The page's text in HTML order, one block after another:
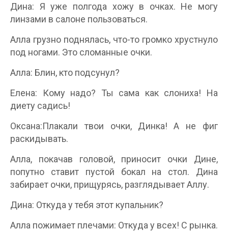
Дина: Я уже полгода хожу в очках. Не могу
линзами в салоне пользоваться.
Алла грузно поднялась, что-то громко хрустнуло
под ногами. Это сломанные очки.
Алла: Блин, кто подсунул?
Елена: Кому надо? Ты сама как слониха! На
диету садись!
Оксана:Плакали твои очки, Динка! А не фиг
раскидывать.
Алла, покачав головой, приносит очки Дине,
попутно ставит пустой бокал на стол. Дина
забирает очки, прищурясь, разглядывает Аллу.
Дина: Откуда у тебя этот купальник?
Алла пожимает плечами: Откуда у всех! С рынка.